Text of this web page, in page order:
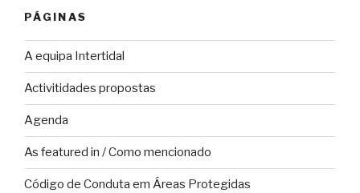
PÁGINAS
A equipa Intertidal
Activitidades propostas
Agenda
As featured in / Como mencionado
Código de Conduta em Áreas Protegidas